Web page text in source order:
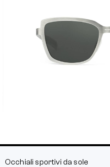
Occhiali sportivi da sole